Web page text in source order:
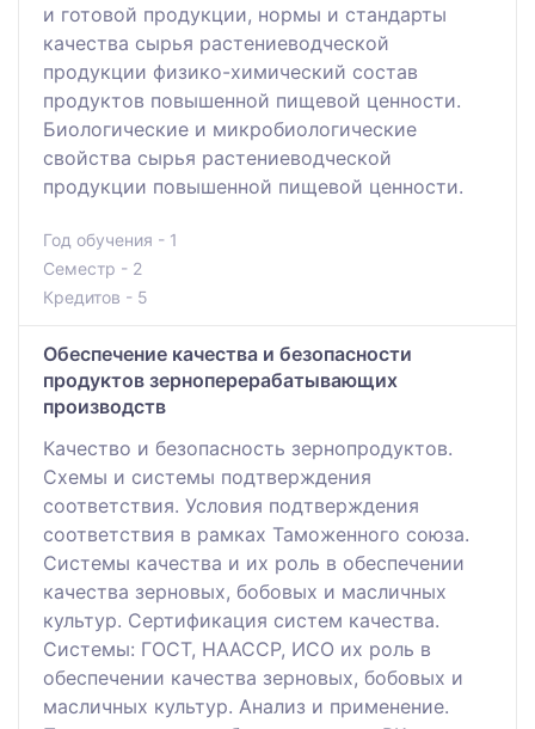
и готовой продукции, нормы и стандарты
качества сырья растениеводческой
продукции физико-химический состав
продуктов повышенной пищевой ценности.
Биологические и микробиологические
свойства сырья растениеводческой
продукции повышенной пищевой ценности.
Год обучения - 1
Семестр - 2
Кредитов - 5
Обеспечение качества и безопасности
продуктов зерноперерабатывающих
производств
Качество и безопасность зернопродуктов.
Схемы и системы подтверждения
соответствия. Условия подтверждения
соответствия в рамках Таможенного союза.
Системы качества и их роль в обеспечении
качества зерновых, бобовых и масличных
культур. Сертификация систем качества.
Системы: ГОСТ, НААССР, ИСО их роль в
обеспечении качества зерновых, бобовых и
масличных культур. Анализ и применение.